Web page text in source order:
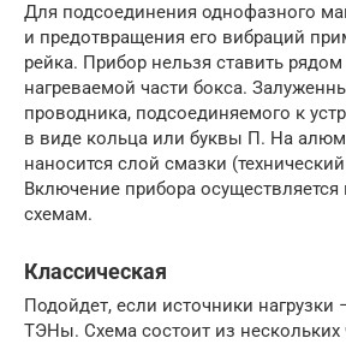
Для подсоединения однофазного
и предотвращения его вибраций
рейка. Прибор нельзя ставить
нагреваемой части бокса.
проводника, подсоединяемого к
в виде кольца или буквы П. На
наносится слой смазки
Включение прибора
схемам.
Классическая
Подойдет, если источники
ТЭНы. Схема состоит из нескольких